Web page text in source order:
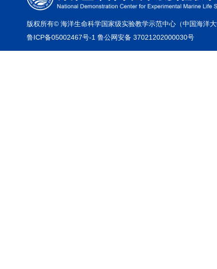
版权所有© 海洋生命科学国家级实验教学示范中心（中国海洋
鲁ICP备05002467号-1 鲁公网安备 37021202000030号